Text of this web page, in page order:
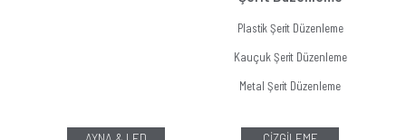
Plastik Şerit Düzenleme
Kauçuk Şerit Düzenleme
Metal Şerit Düzenleme